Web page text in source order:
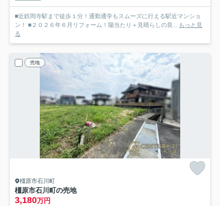
■近鉄岡寺駅まで徒歩１分！通勤通学もスムーズに行える駅近マンショ
ン！ ■２０２６年６月リフォーム！陽当たり＋見晴らしの良... もっと見
る
売地
橿原市石川町
橿原市石川町の売地
3,180万円